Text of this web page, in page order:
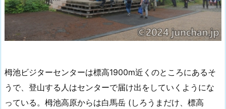
栂池ビジターセンターは標高1900m近くのところにあるそ
うで、登山する人はセンターで届け出をしていくようにな
っている。栂池高原からは白馬岳 (しろうまだけ、標高